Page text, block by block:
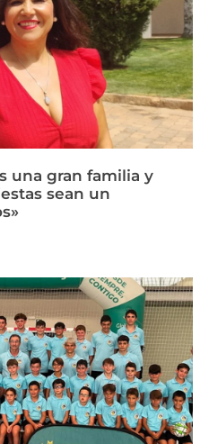
una gran familia y
sean un